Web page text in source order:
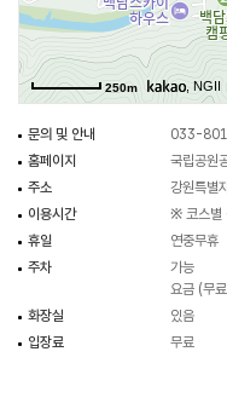
250m , NGII
문의 및 안내
033-
홈페이지
국립공원
주소
강원특별
이용시간
※ 코스별
휴일
연중무휴
주차
가능
요금 (무
화장실
있음
입장료
무료